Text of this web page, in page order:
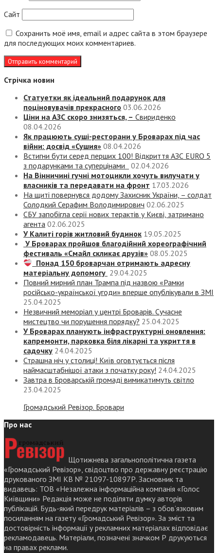
Сайт
Сохранить моё имя, email и адрес сайта в этом браузере
для последующих моих комментариев.
Стрічка новин
Статуетки як ідеальний подарунок для
поціновувачів прекрасного 03.06.2026
Ціни на АЗС скоро знизяться, – Свириденко
08.04.2026
Як працюють суші-ресторани у Броварах під час
війни: досвід «Сушия» 08.04.2026
Встигни бути серед перших 100! Відкриття АЗС EURO 5
з подарунками та суперцінами
02.04.2026
На Вінничині гучні мотоцикли хочуть вилучати у
власників та передавати на фронт 17.03.2026
На щиті повернувся додому Захисник України, – солдат
Солодкий Серафим Володимирович 02.06.2025
СБУ запобігла серії нових терактів у Києві, затримано
агента 02.06.2025
У Калиті горів житловий будинок 19.05.2025
У Броварах пройшов благодійний хореографічний
фестиваль «Смайл скликає друзів» 08.05.2025
Понад 150 броварчан отримають адресну
матеріальну допомогу 29.04.2025
Повний мирний план Трампа під назвою «‎Рамки
російсько-української угоди» вперше опублікували в ЗМІ
25.04.2025
Незвичний меморіал у центрі Броварів. Сучасне
мистецтво чи порушення порядку? 25.04.2025
У Броварах планують інфраструктурні оновлення:
капремонти, парковка біля лікарні та укриття в
садочку 24.04.2025
Страшна ніч у столиці! Київ оговтується після
наймасштабнішої атаки з початку року! 24.04.2025
Завтра в Броварській громаді вимикатимуть світло
23.04.2025
Громадський Ревізор. Бровари
Про нас
Щотижнева загальнополітична газета
«Громадський Ревізор», свідоцтво про державну реєстрацію
друкованого ЗМІ КВ № 21097-10897Р. Засновник та
видавець: ТОВ «Незалежна інформаційна компанія «Голос
Київщини» Редакція може не поділяти думку авторів
публікацій. Будь-який передрук матеріалів – з обов’язковим
посиланням на газету «Громадський Ревізор». За зміст та
достовірність інформації у рекламних матеріалах відповідає
рекламодавець. Матеріали, позначені значком Р друкуються
на правах реклами.